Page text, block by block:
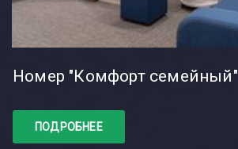
Номер "Комфорт семейный"
ПОДРОБНЕЕ